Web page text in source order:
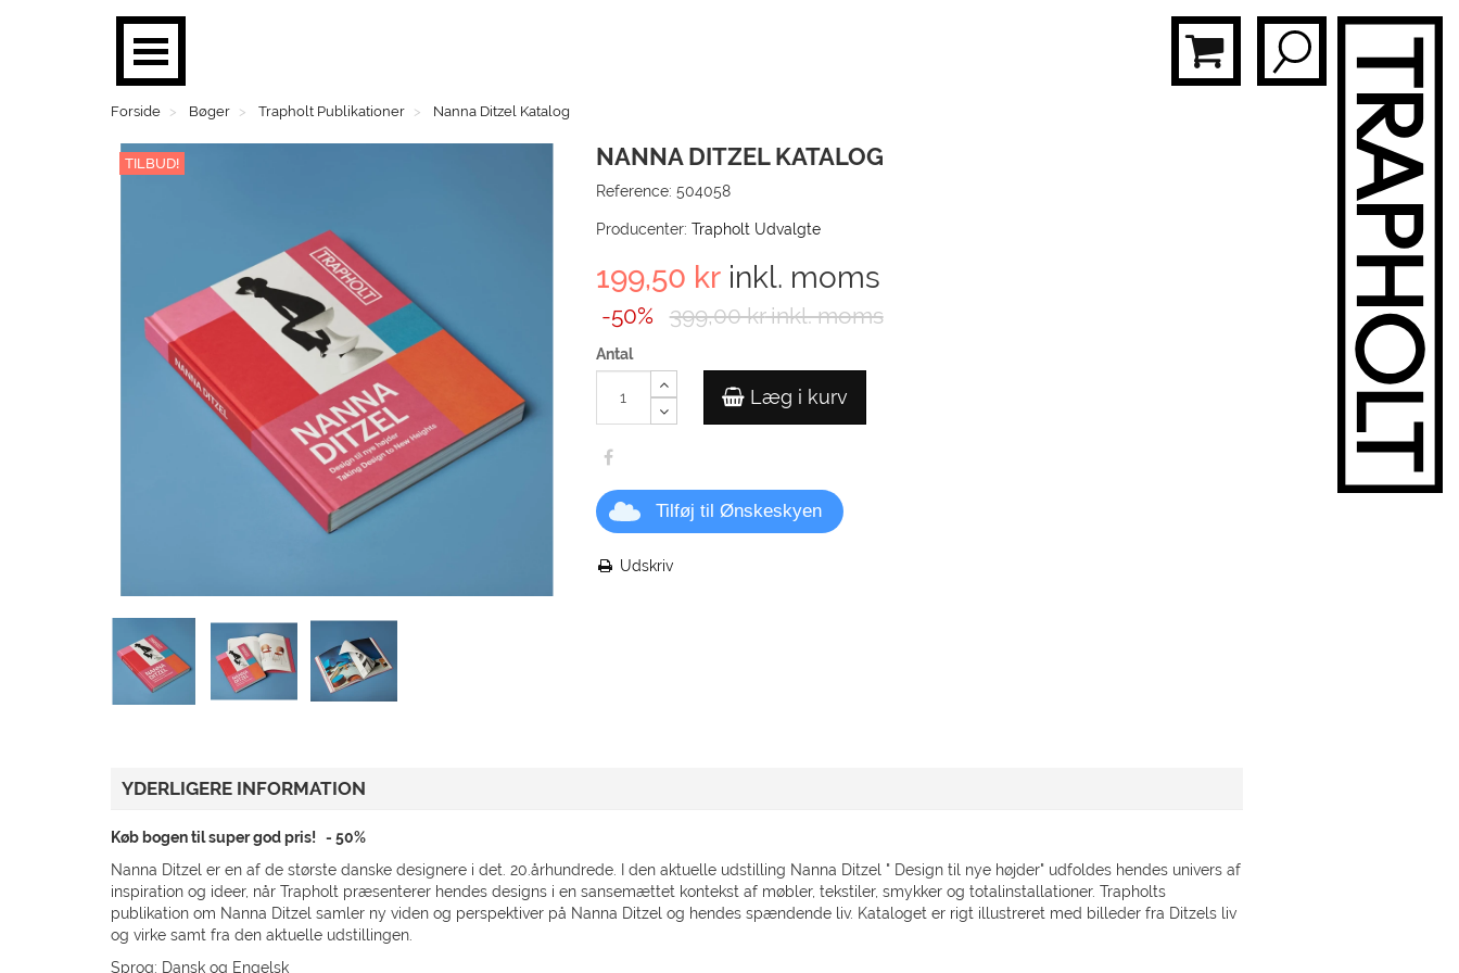
BRUGSKUNST
FASHION
SMYKKER
BØRN
MENS CORNER
GAVEKORT
KUNDESERVICE
GÅ TIL TRAPHOLT.DK
Forside Bøger Trapholt Publikationer Nanna Ditzel Katalog
TILBUD! NANNA DITZEL KATALOG
Reference: 504058
Producenter: Trapholt Udvalgte
199,50 krinkl. moms
-50% 399,00 krinkl. moms
Antal
Læg i kurv
Tilføj til Ønskeskyen
Udskriv
YDERLIGERE INFORMATION
Køb bogen til super god pris! - 50%
Nanna Ditzel er en af de største danske designere i det. 20.århundrede. I den aktuelle udstilling Nanna Ditzel " Design til nye højder" udfoldes hendes univers af
inspiration og ideer, når Trapholt præsenterer hendes designs i en sansemættet kontekst af møbler, tekstiler, smykker og totalinstallationer. Trapholts
publikation om Nanna Ditzel samler ny viden og perspektiver på Nanna Ditzel og hendes spændende liv. Kataloget er rigt illustreret med billeder fra Ditzels liv
og virke samt fra den aktuelle udstillingen.
Sprog: Dansk og Engelsk